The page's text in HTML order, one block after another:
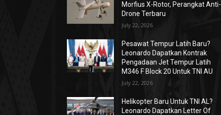
Morfius X-Rotor, Perangkat Anti-
Drone Terbaru
July 22, 2026
Pesawat Tempur Latih Baru?
Leonardo Dapatkan Kontrak
Pengadaan Jet Tempur Latih
M346 F Block 20 Untuk TNI AU
July 22, 2026
Helikopter Baru Untuk TNI AL?
Leonardo Dapatkan Letter Of